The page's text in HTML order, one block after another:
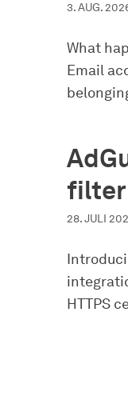
3. AUG.
What
Email
filter
28. JULI
HTTPS